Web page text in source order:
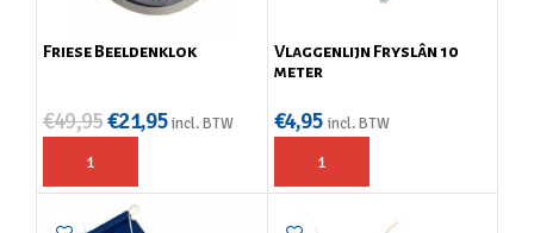
Friese Beeldenklok
€49,95€21,95 incl. BTW
Vlaggenlijn Fryslân 10
meter
€4,95 incl. BTW